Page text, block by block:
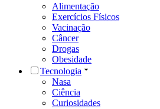
Alimentação
Exercícios Físicos
Vacinação
Câncer
Drogas
Obesidade
Tecnologia
Nasa
Ciência
Curiosidades